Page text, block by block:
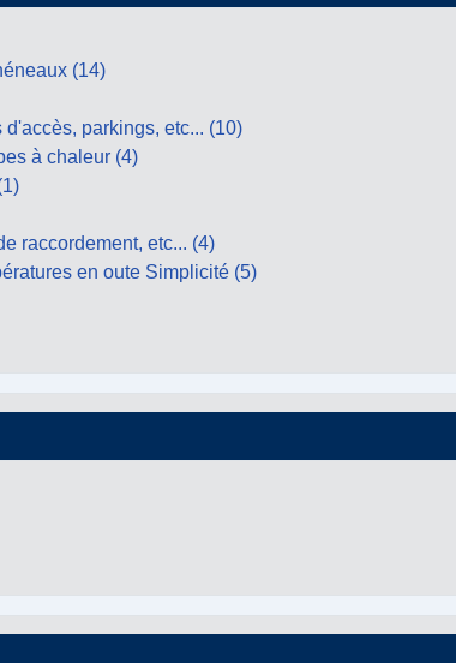
(14)
parkings, etc... (10)
à chaleur (4)
raccordement, etc... (4)
en oute Simplicité (5)